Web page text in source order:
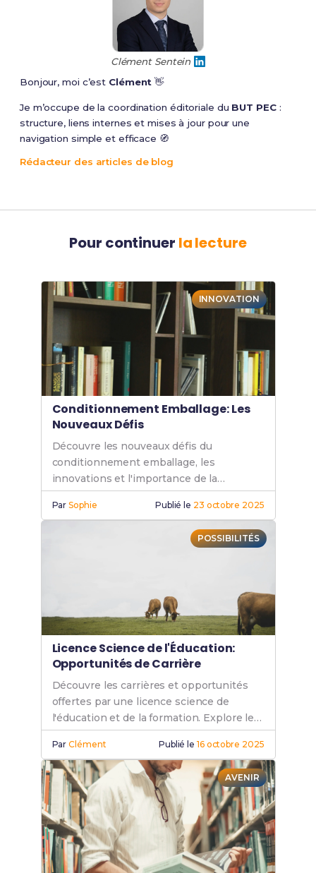
Clément Sentein
Bonjour, moi c’est Clément 👋
Je m’occupe de la coordination éditoriale du BUT PEC:
structure, liens internes et mises à jour pour une
navigation simple et efficace 🧭
Rédacteur des articles de blog
Pour continuer la lecture
INNOVATION
Conditionnement Emballage: Les
Nouveaux Défis
Découvre les nouveaux défis du
conditionnement emballage, les
innovations et l'importance de la
durabilité pour un avenir plus vert et
responsable.
ParSophie Publié le 23 octobre 2025
POSSIBILITÉS
Licence Science de l'Éducation:
Opportunités de Carrière
Découvre les carrières et opportunités
offertes par une licence science de
l'éducation et de la formation. Explore les
métiers en pédagogie et éducation.
ParClément Publié le 16 octobre 2025
AVENIR